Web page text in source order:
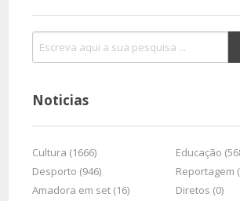
Noticias
Cultura (1666)
Educação
Desporto (946)
Reportagem
Amadora em set (16)
Diretos (0)